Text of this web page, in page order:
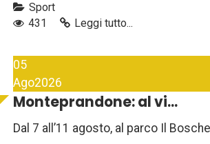
Sport
431
Leggi tutto...
05
Ago2026
Monteprandone: al vi...
Dal 7 all’11 agosto, al parco Il